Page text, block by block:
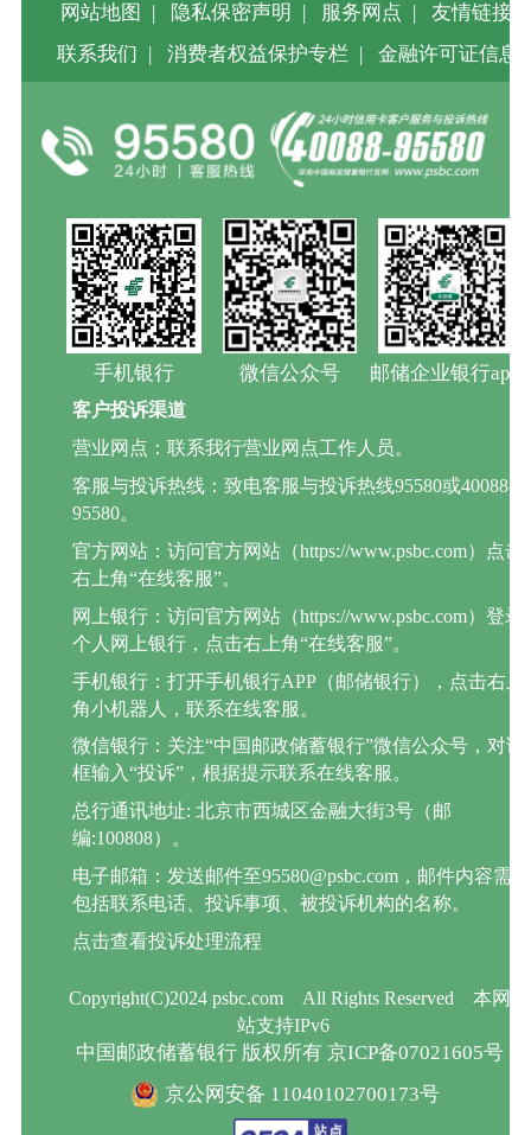
网站地图 隐私保密声明 服务网点 友情链接
联系我们
消费者权益保护专栏 金融许可证信息
手机银行 微信公众号 邮储企业银行app
Copyright(C)2024 psbc.com All Rights Reserved
本网
站支持IPv6
中国邮政储蓄银行 版权所有 京ICP备07021605号
京公网安备 11040102700173号
客户投诉渠道
营业网点：联系我行营业网点工作人员。
客服与投诉热线：致电客服与投诉热线95580或40088-
95580。
官方网站：访问官方网站（https://www.psbc.com）点击
右上角“在线客服”。
网上银行：访问官方网站（https://www.psbc.com）登录
个人网上银行，点击右上角“在线客服”。
手机银行：打开手机银行APP（邮储银行），点击右上
角小机器人，联系在线客服。
微信银行：关注“中国邮政储蓄银行”微信公众号，对话
框输入“投诉”，根据提示联系在线客服。
总行通讯地址: 北京市西城区金融大街3号（邮
编:100808）。
电子邮箱：发送邮件至95580@psbc.com，邮件内容需
包括联系电话、投诉事项、被投诉机构的名称。
点击查看投诉处理流程